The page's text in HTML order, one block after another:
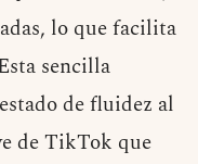
lo que facilita
sencilla
de fluidez al
de TikTok que